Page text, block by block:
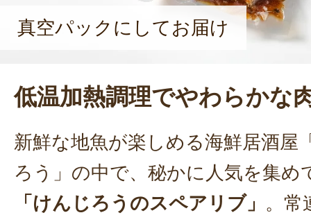
真空パックにしてお届け
低温加熱調理でやわらかな
新鮮な地魚が楽しめる海鮮居酒屋
ろう」の中で、秘かに人気を集め
「けんじろうのスペアリブ」 。常